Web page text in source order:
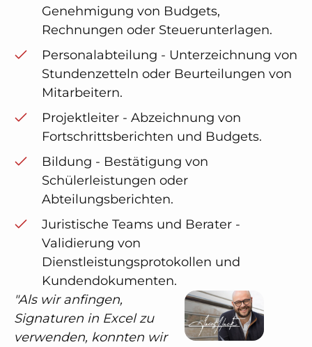
Genehmigung von Budgets,
Rechnungen oder Steuerunterlagen.
Personalabteilung - Unterzeichnung von
Stundenzetteln oder Beurteilungen von
Mitarbeitern.
Projektleiter - Abzeichnung von
Fortschrittsberichten und Budgets.
Bildung - Bestätigung von
Schülerleistungen oder
Abteilungsberichten.
Juristische Teams und Berater -
Validierung von
Dienstleistungsprotokollen und
Kundendokumenten.
"Als wir anfingen,
Signaturen in Excel zu
verwenden, konnten wir